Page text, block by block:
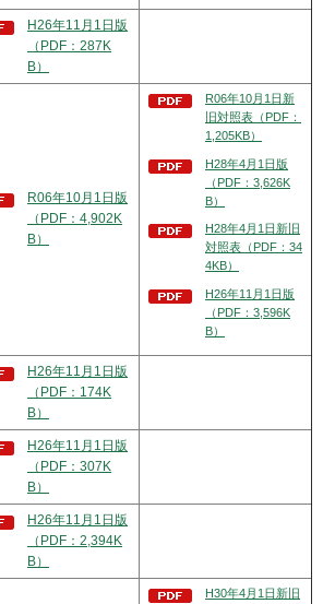
H26年11月1日版
（PDF：287K
B）
R06年10月1日版
（PDF：4,902K
B）
R06年10月1日新
旧対照表（PDF：
1,205KB）
H28年4月1日版
（PDF：3,626K
B）
H28年4月1日新旧
対照表（PDF：34
4KB）
H26年11月1日版
（PDF：3,596K
B）
H26年11月1日版
（PDF：174K
B）
H26年11月1日版
（PDF：307K
B）
H26年11月1日版
（PDF：2,394K
B）
H30年4月1日新旧